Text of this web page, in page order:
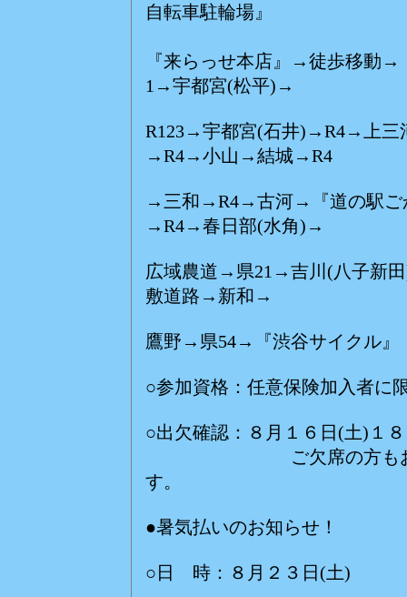
自転車駐輪場』
『来らっせ本店』→徒歩移動
1→宇都宮(松平)→
R123→宇都宮(石井)→R4→上
→R4→小山→結城→R4
→三和→R4→古河→『道の駅
→R4→春日部(水角)→
広域農道→県21→吉川(八子新
敷道路→新和→
鷹野→県54→『渋谷サイクル』
○参加資格：任意保険加入者に
○出欠確認：８月１６日(土)１
ご欠席の方もお手数で
す。
●暑気払いのお知らせ！
○日 時：８月２３日(土)